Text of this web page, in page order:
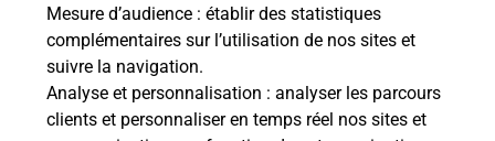
Mesure d’audience : établir des statistiques
complémentaires sur l’utilisation de nos sites et
suivre la navigation.
Analyse et personnalisation : analyser les parcours
clients et personnaliser en temps réel nos sites et
Recherchez un autre point de contact